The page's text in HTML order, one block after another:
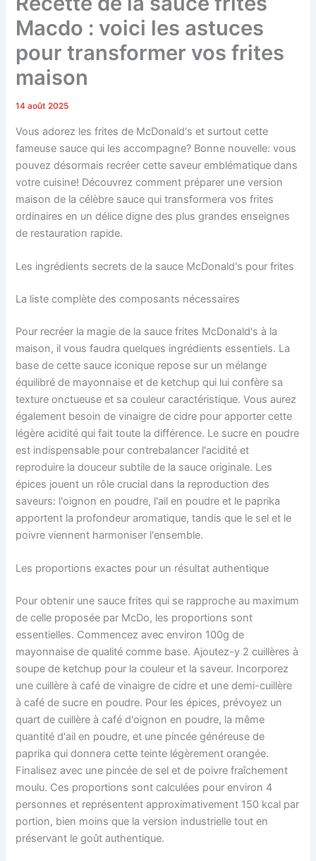
Macdo : voici les astuces
pour transformer vos frites
maison
14 août 2025
Vous adorez les frites de McDonald's et surtout cette
fameuse sauce qui les accompagne? Bonne nouvelle: vous
pouvez désormais recréer cette saveur emblématique dans
votre cuisine! Découvrez comment préparer une version
maison de la célèbre sauce qui transformera vos frites
ordinaires en un délice digne des plus grandes enseignes
de restauration rapide.
Les ingrédients secrets de la sauce McDonald's pour frites
La liste complète des composants nécessaires
Pour recréer la magie de la sauce frites McDonald's à la
maison, il vous faudra quelques ingrédients essentiels. La
base de cette sauce iconique repose sur un mélange
équilibré de mayonnaise et de ketchup qui lui confère sa
texture onctueuse et sa couleur caractéristique. Vous aurez
également besoin de vinaigre de cidre pour apporter cette
légère acidité qui fait toute la différence. Le sucre en poudre
est indispensable pour contrebalancer l'acidité et
reproduire la douceur subtile de la sauce originale. Les
épices jouent un rôle crucial dans la reproduction des
saveurs: l'oignon en poudre, l'ail en poudre et le paprika
apportent la profondeur aromatique, tandis que le sel et le
poivre viennent harmoniser l'ensemble.
Les proportions exactes pour un résultat authentique
Pour obtenir une sauce frites qui se rapproche au maximum
de celle proposée par McDo, les proportions sont
essentielles. Commencez avec environ 100g de
mayonnaise de qualité comme base. Ajoutez-y 2 cuillères à
soupe de ketchup pour la couleur et la saveur. Incorporez
une cuillère à café de vinaigre de cidre et une demi-cuillère
à café de sucre en poudre. Pour les épices, prévoyez un
quart de cuillère à café d'oignon en poudre, la même
quantité d'ail en poudre, et une pincée généreuse de
paprika qui donnera cette teinte légèrement orangée.
Finalisez avec une pincée de sel et de poivre fraîchement
moulu. Ces proportions sont calculées pour environ 4
personnes et représentent approximativement 150 kcal par
portion, bien moins que la version industrielle tout en
préservant le goût authentique.